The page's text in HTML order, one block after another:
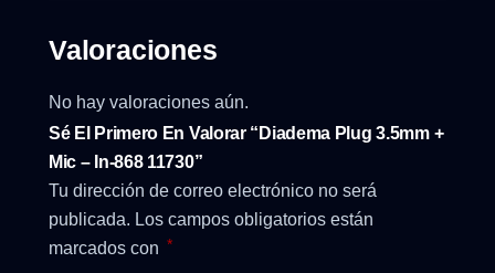
Valoraciones
No hay valoraciones aún.
Sé El Primero En Valorar “Diadema Plug 3.5mm +
Mic – In-868 11730”
Tu dirección de correo electrónico no será
publicada. Los campos obligatorios están
marcados con *